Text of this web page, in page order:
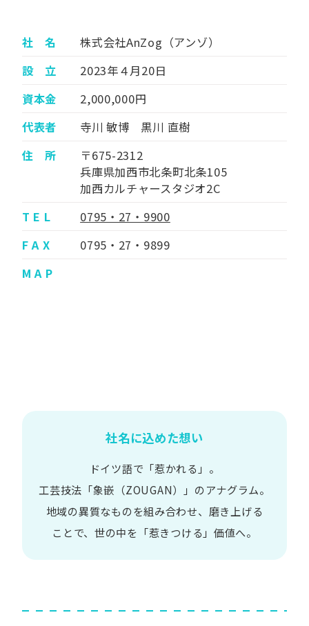
社 名
株式会社AnZog（アンゾ）
設 立
2023年４月20日
資本金
2,000,000円
代表者
寺川 敏博 黒川 直樹
住 所
〒675-2312
兵庫県加西市北条町北条105
加西カルチャースタジオ2C
T E L
0795・27・9900
F A X
0795・27・9899
M A P
社名に込めた想い
ドイツ語で​「惹かれる」。
工芸技法​「象嵌​（ZOUGAN）」の​アナグラム。
地域の​異質な​ものを​組み合わせ、 磨き上げる​
ことで、 世の​中を​「惹きつける」価値へ。​